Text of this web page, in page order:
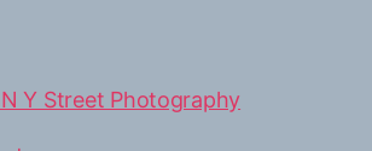
Y Street Photography